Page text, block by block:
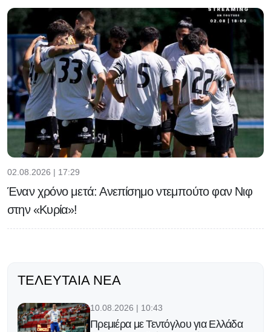
02.08.2026 | 17:29
Έναν χρόνο μετά: Ανεπίσημο ντεμπούτο φαν Νιφ
στην «Κυρία»!
ΤΕΛΕΥΤΑΊΑ ΝΈΑ
10.08.2026 | 10:43
Πρεμιέρα με Τεντόγλου για Ελλάδα